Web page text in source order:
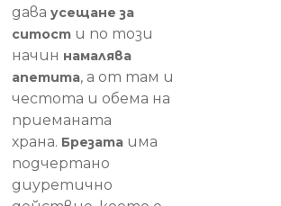
дава усещане за
ситост и по този
начин намалява
апетита, а от там и
честота и обема на
приеманата
храна. Брезата има
подчертано
диуретично